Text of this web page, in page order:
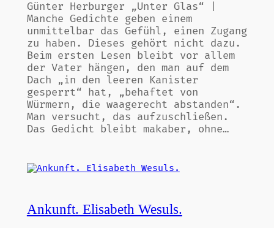
Günter Herburger „Unter Glas“ |
Manche Gedichte geben einem
unmittelbar das Gefühl, einen Zugang
zu haben. Dieses gehört nicht dazu.
Beim ersten Lesen bleibt vor allem
der Vater hängen, den man auf dem
Dach „in den leeren Kanister
gesperrt“ hat, „behaftet von
Würmern, die waagerecht abstanden“.
Man versucht, das aufzuschließen.
Das Gedicht bleibt makaber, ohne…
Ankunft. Elisabeth Wesuls.